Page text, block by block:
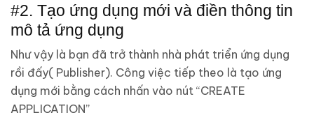
#2. Tạo ứng dụng mới và điền thông tin
mô tả ứng dụng
Như vậy là bạn đã trở thành nhà phát triển ứng dụng
rồi đấy( Publisher). Công việc tiếp theo là tạo ứng
dụng mới bằng cách nhấn vào nút “CREATE
APPLICATION”